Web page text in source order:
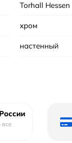
Torhall Hessen
хром
настенный
Керамический